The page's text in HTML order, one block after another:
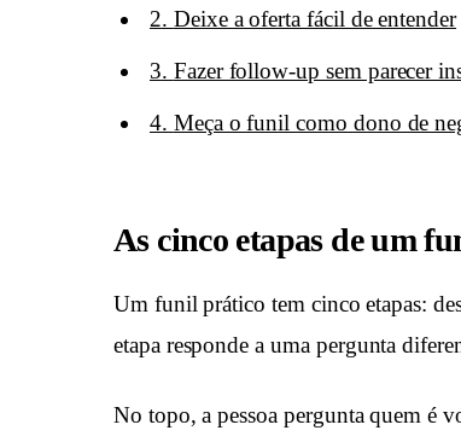
2. Deixe a oferta fácil de entender
3. Fazer follow-up sem parecer
4. Meça o funil como dono de
As cinco etapas de um
Um funil prático tem cinco etapas:
etapa responde a uma pergunta
No topo, a pessoa pergunta quem é